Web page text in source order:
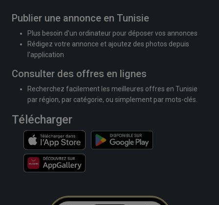
Publier une annonce en Tunisie
Plus besoin d'un ordinateur pour déposer vos annonces
Rédigez votre annonce et ajoutez des photos depuis
l'application
Consulter des offres en lignes
Recherchez facilement les meilleures offres en Tunisie
par région, par catégorie, ou simplement par mots-clés.
Télécharger